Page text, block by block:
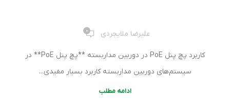
علیرضا ملایجردی 0
کاربرد پچ پنل PoE در دوربین مداربسته **پچ پنل PoE** در
سیستم‌های دوربین مداربسته کاربرد بسیار مفیدی...
ادامه مطلب